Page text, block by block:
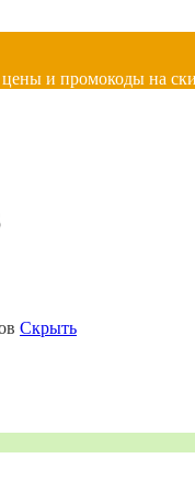
и промокоды на
Скрыть